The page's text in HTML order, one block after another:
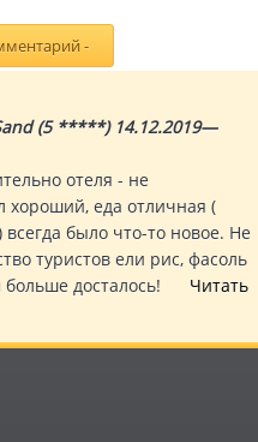
(5 *****) 14.12.2019—
отеля - не
хороший, еда отличная (
было что-то новое. Не
туристов ели рис, фасоль
больше досталось! Читать